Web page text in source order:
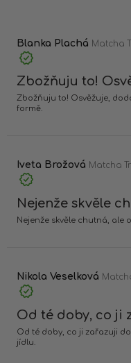
Blanka Plachá Matcha
Zbožňuju to!
Zbožňuju to! Osvěžuje,
formě.
Iveta Brožová Matcha
Nejenže skvěle
Nejenže skvěle chutná, ale
Nikola Veselková
Od té doby, co ji
Od té doby, co ji zařazuji
jídlu.